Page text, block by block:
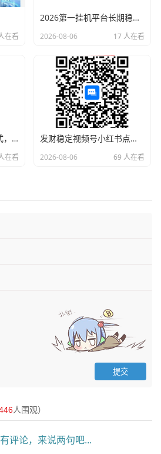
在看
2026第一挂机平台长期稳定，每天可自动赚150左右
2026-08-06 17 人在看
今日首码AivyAI，新模式，新玩法，布局市场 普通人能参与的AI风口，注册送AVAX与新手大礼包，
在看
发财稳定视频号小红书点赞，全网最稳定绿色的项目，全网一起推
2026-08-06 69 人在看
人围观）
评论，来说两句吧...